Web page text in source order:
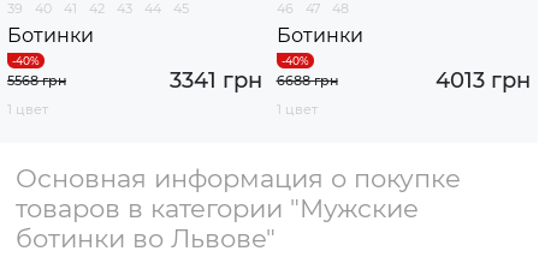
39 40 41 42 43 44 45
Ботинки
3341 грн
5568 грн
1 цвет
46 47 48
Ботинки
4013 грн
6688 грн
1 цвет
Основная информация о покупке
товаров в категории "Мужские
ботинки во Львове"